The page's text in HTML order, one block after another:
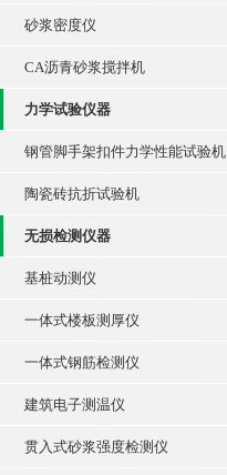
砂浆密度仪
CA沥青砂浆搅拌机
力学试验仪器
钢管脚手架扣件力学性能试验机
陶瓷砖抗折试验机
无损检测仪器
基桩动测仪
一体式楼板测厚仪
一体式钢筋检测仪
建筑电子测温仪
贯入式砂浆强度检测仪